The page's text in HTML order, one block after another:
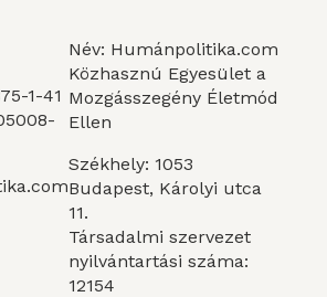
1-41
Név: Humánpolitika.com
Közhasznú Egyesület a
Mozgásszegény Életmód
Ellen
Székhely: 1053
Budapest, Károlyi utca
11.
Társadalmi szervezet
nyilvántartási száma:
12154